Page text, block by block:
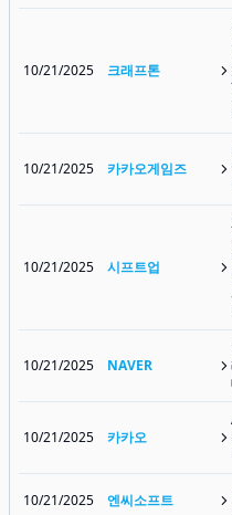
10/21/2025 크래프톤
10/21/2025 카카오게임즈
10/21/2025 시프트업
10/21/2025 NAVER
10/21/2025 카카오
10/21/2025 엔씨소프트